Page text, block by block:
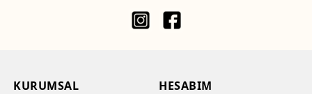
KURUMSAL HESABIM